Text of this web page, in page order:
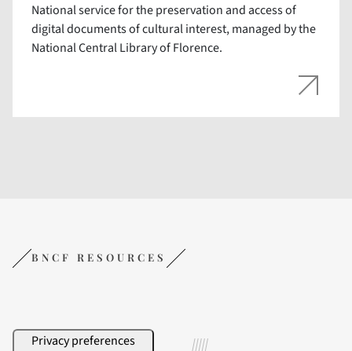
National service for the preservation and access of
digital documents of cultural interest, managed by the
National Central Library of Florence.
BNCF RESOURCES